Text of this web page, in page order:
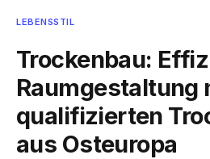
LEBENSSTIL
Trockenbau:
Raumgestaltung
qualifizierten
aus Osteuropa